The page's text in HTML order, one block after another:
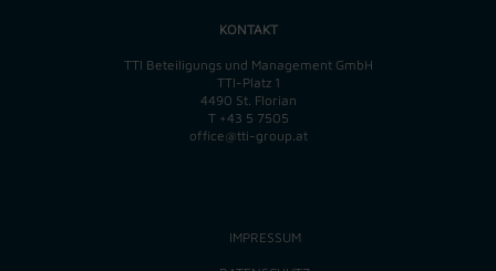
KONTAKT
TTI Beteiligungs und Management GmbH
TTI-Platz 1
4490 St. Florian
T +43 5 7505
office@tti-group.at
IMPRESSUM